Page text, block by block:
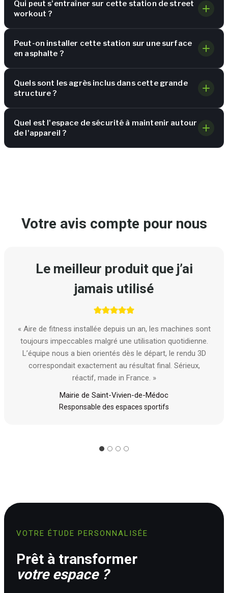
Qui peut s'entraîner sur cette station de street
workout ?
Peut-on installer cette station sur une surface
en asphalte ?
Quels sont les agrès inclus dans cette grande
structure ?
Quel est l'espace de sécurité à maintenir autour
de l'appareil ?
Votre avis compte pour nous
Le meilleur produit que j’ai
jamais utilisé
« Aire de fitness installée depuis un an, les machines sont
toujours impeccables malgré une utilisation quotidienne.
L’équipe nous a bien orientés dès le départ, le rendu 3D
correspondait exactement au résultat final. Sérieux,
réactif, made in France. »
Mairie de Saint-Vivien-de-Médoc
Responsable des espaces sportifs
VOTRE ÉTUDE PERSONNALISÉE
Prêt à transformer
votre espace ?